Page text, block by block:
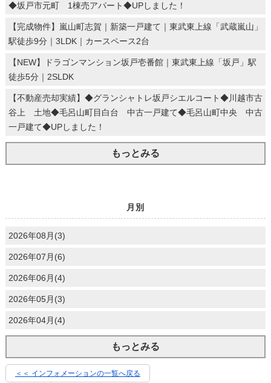
◆坂戸市元町 1棟売アパート◆UPしました！
【完成物件】嵐山町志賀｜新築一戸建て｜東武東上線「武蔵嵐山」
駅徒歩9分｜3LDK｜カースペース2台
【NEW】ドラゴンマンション坂戸壱番館｜東武東上線「坂戸」駅
徒歩5分｜2SLDK
【不動産売却実績】◆グランシャトレ坂戸シエルコート◆川越市古
谷上 土地◆毛呂山町目白台 中古一戸建て◆毛呂山町中央 中古
一戸建て◆UPしました！
もっとみる
月別
2026年08月(3)
2026年07月(6)
2026年06月(4)
2026年05月(3)
2026年04月(4)
もっとみる
＜＜ インフォメーションの一覧へ戻る